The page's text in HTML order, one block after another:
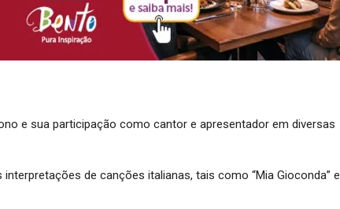
e sua participação como cantor e apresentador em diversas
de canções italianas, tais como “Mia Gioconda” e